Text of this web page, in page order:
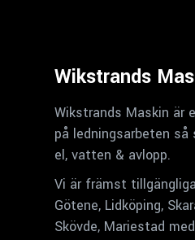
Wikstrands
Wikstrands Maskin
på ledningsarbeten så
el, vatten & avlopp.
Vi är främst
Götene, Lidköping,
Skövde, Mariestad